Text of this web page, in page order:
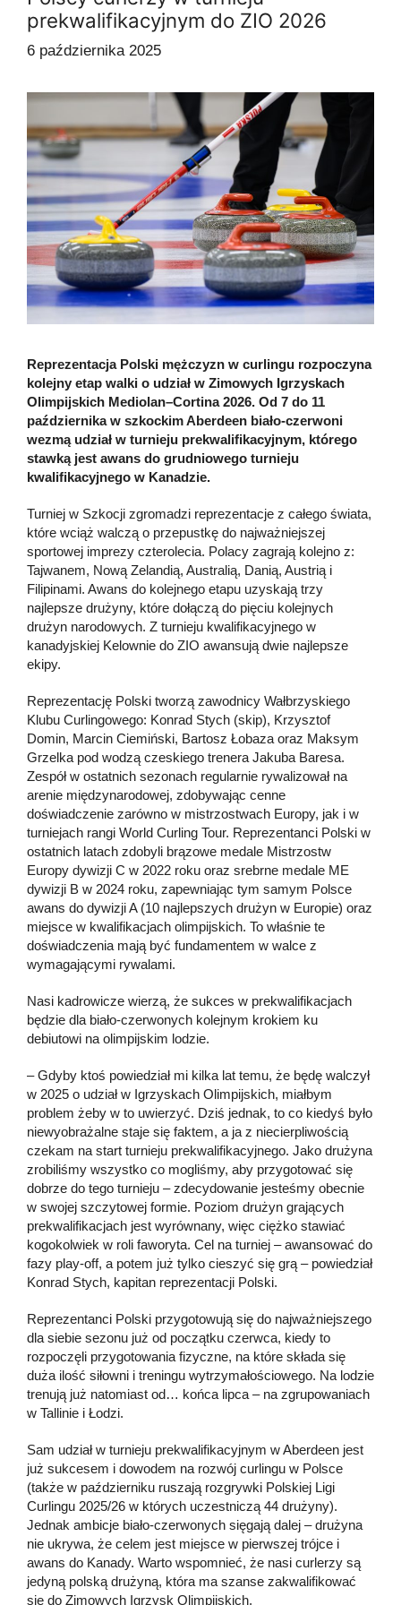
prekwalifikacyjnym do ZIO 2026
6 października 2025
Reprezentacja Polski mężczyzn w curlingu rozpoczyna
kolejny etap walki o udział w Zimowych Igrzyskach
Olimpijskich Mediolan–Cortina 2026. Od 7 do 11
października w szkockim Aberdeen biało-czerwoni
wezmą udział w turnieju prekwalifikacyjnym, którego
stawką jest awans do grudniowego turnieju
kwalifikacyjnego w Kanadzie.
Turniej w Szkocji zgromadzi reprezentacje z całego świata,
które wciąż walczą o przepustkę do najważniejszej
sportowej imprezy czterolecia. Polacy zagrają kolejno z:
Tajwanem, Nową Zelandią, Australią, Danią, Austrią i
Filipinami. Awans do kolejnego etapu uzyskają trzy
najlepsze drużyny, które dołączą do pięciu kolejnych
drużyn narodowych. Z turnieju kwalifikacyjnego w
kanadyjskiej Kelownie do ZIO awansują dwie najlepsze
ekipy.
Reprezentację Polski tworzą zawodnicy Wałbrzyskiego
Klubu Curlingowego: Konrad Stych (skip), Krzysztof
Domin, Marcin Ciemiński, Bartosz Łobaza oraz Maksym
Grzelka pod wodzą czeskiego trenera Jakuba Baresa.
Zespół w ostatnich sezonach regularnie rywalizował na
arenie międzynarodowej, zdobywając cenne
doświadczenie zarówno w mistrzostwach Europy, jak i w
turniejach rangi World Curling Tour. Reprezentanci Polski w
ostatnich latach zdobyli brązowe medale Mistrzostw
Europy dywizji C w 2022 roku oraz srebrne medale ME
dywizji B w 2024 roku, zapewniając tym samym Polsce
awans do dywizji A (10 najlepszych drużyn w Europie) oraz
miejsce w kwalifikacjach olimpijskich. To właśnie te
doświadczenia mają być fundamentem w walce z
wymagającymi rywalami.
Nasi kadrowicze wierzą, że sukces w prekwalifikacjach
będzie dla biało-czerwonych kolejnym krokiem ku
debiutowi na olimpijskim lodzie.
– Gdyby ktoś powiedział mi kilka lat temu, że będę walczył
w 2025 o udział w Igrzyskach Olimpijskich, miałbym
problem żeby w to uwierzyć. Dziś jednak, to co kiedyś było
niewyobrażalne staje się faktem, a ja z niecierpliwością
czekam na start turnieju prekwalifikacyjnego. Jako drużyna
zrobiliśmy wszystko co mogliśmy, aby przygotować się
dobrze do tego turnieju – zdecydowanie jesteśmy obecnie
w swojej szczytowej formie. Poziom drużyn grających
prekwalifikacjach jest wyrównany, więc ciężko stawiać
kogokolwiek w roli faworyta. Cel na turniej – awansować do
fazy play-off, a potem już tylko cieszyć się grą – powiedział
Konrad Stych, kapitan reprezentacji Polski.
Reprezentanci Polski przygotowują się do najważniejszego
dla siebie sezonu już od początku czerwca, kiedy to
rozpoczęli przygotowania fizyczne, na które składa się
duża ilość siłowni i treningu wytrzymałościowego. Na lodzie
trenują już natomiast od… końca lipca – na zgrupowaniach
w Tallinie i Łodzi.
Sam udział w turnieju prekwalifikacyjnym w Aberdeen jest
już sukcesem i dowodem na rozwój curlingu w Polsce
(także w październiku ruszają rozgrywki Polskiej Ligi
Curlingu 2025/26 w których uczestniczą 44 drużyny).
Jednak ambicje biało-czerwonych sięgają dalej – drużyna
nie ukrywa, że celem jest miejsce w pierwszej trójce i
awans do Kanady. Warto wspomnieć, że nasi curlerzy są
jedyną polską drużyną, która ma szanse zakwalifikować
się do Zimowych Igrzysk Olimpijskich.